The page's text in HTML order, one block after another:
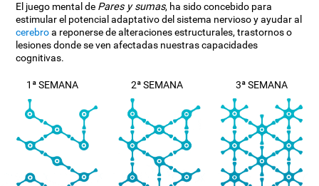
El juego mental de Pares y sumas, ha sido concebido para
estimular el potencial adaptativo del sistema nervioso y ayudar al
cerebroa reponerse de alteraciones estructurales, trastornos o
lesiones donde se ven afectadas nuestras capacidades
cognitivas.
1ª SEMANA 2ª SEMANA 3ª SEMANA